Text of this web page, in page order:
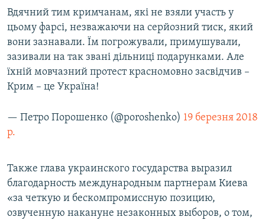
Вдячний тим кримчанам, які не взяли участь у
цьому фарсі, незважаючи на серйозний тиск, який
вони зазнавали. Їм погрожували, примушували,
зазивали на так звані дільниці подарунками. Але
їхній мовчазний протест красномовно засвідчив –
Крим – це Україна!
— Петро Порошенко (@poroshenko) 19 березня 2018
р.
Также глава украинского государства выразил
благодарность международным партнерам Киева
«за четкую и бескомпромиссную позицию,
озвученную накануне незаконных выборов, о том,